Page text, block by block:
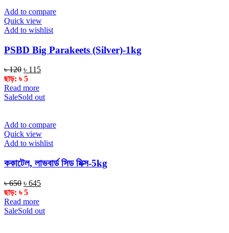
Add to compare
Quick view
Add to wishlist
PSBD Big Parakeets (Silver)-1kg
৳120 Original
price
was:
৳ 120.
৳ 115Current
৳ 115.
ছাড়: ৳5
Read more
SaleSold out
Add to compare
Quick view
Add to wishlist
ককাটেল, লাভবার্ড সিড মিক্স-5kg
৳650 Original
price
was:
৳ 650.
৳ 645Current
৳ 645.
ছাড়: ৳5
Read more
SaleSold out